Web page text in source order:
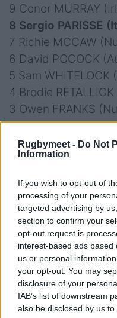
Rugbymeet - Do Not
Information
If you wish to opt-out of
processing of your
targeted advertising by
section to confirm your
opt-out request is
interest-based ads
us or personal
your opt-out. You may
disclosure of your
IAB’s list of downstream
also be disclosed by us
9 Conor MURRAY
8 Sergio PARISSE
7 Richie MCCAW
6 David POCOCK
5 Sam WHITELOCK
4 Brodie
3 Owen FRANKS
2 Bismarck DU
1 Tendai